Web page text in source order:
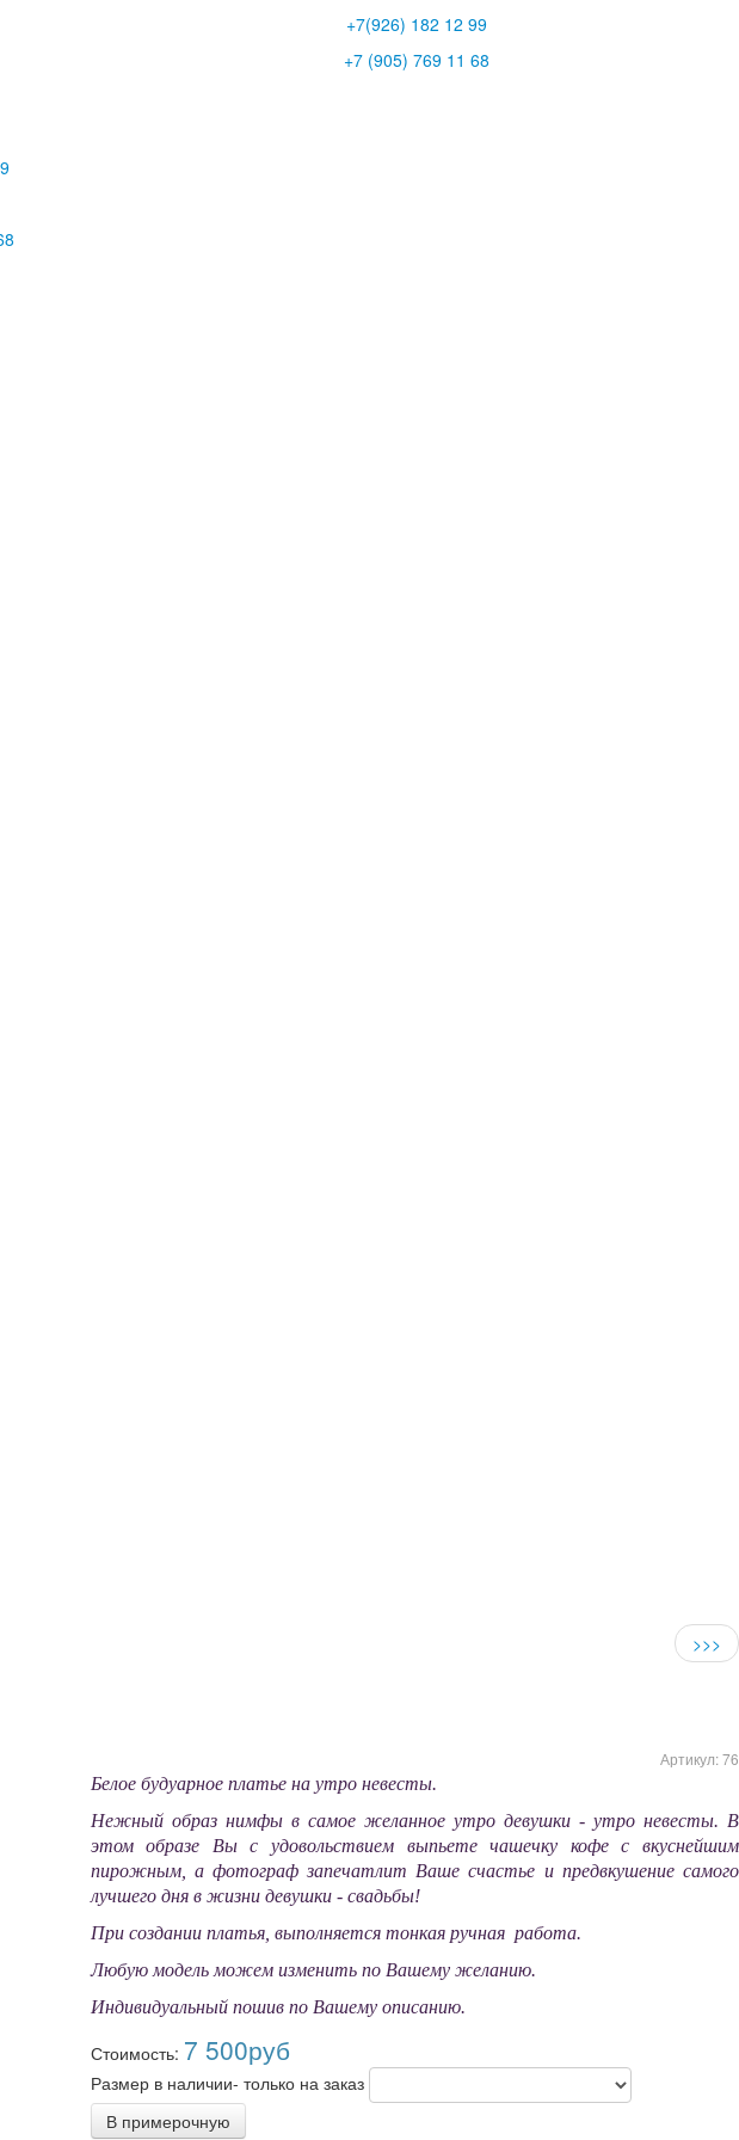
+7(926) 182 12 99
+7 (905) 769 11 68
>>>
Артикул:76
Белое будуарное платье на утро невесты.
Нежный образ нимфы в самое желанное утро девушки - утро невесты. В
этом образе Вы с удовольствием выпьете чашечку кофе с вкуснейшим
пирожным, а фотограф запечатлит Ваше счастье и предвкушение самого
лучшего дня в жизни девушки - свадьбы!
При создании платья, выполняется тонкая ручная работа.
Любую модель можем изменить по Вашему желанию.
Индивидуальный пошив по Вашему описанию.
Стоимость: 7 500руб
Размер в наличии- только на заказ
В примерочную